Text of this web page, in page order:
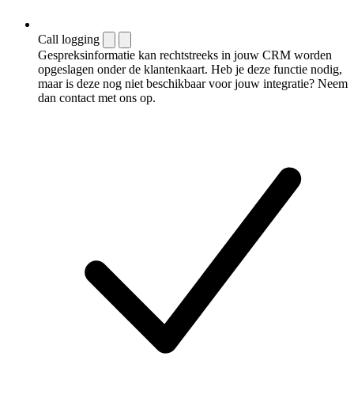
Call logging
Gespreksinformatie kan rechtstreeks in jouw CRM worden
opgeslagen onder de klantenkaart. Heb je deze functie nodig,
maar is deze nog niet beschikbaar voor jouw integratie? Neem
dan contact met ons op.